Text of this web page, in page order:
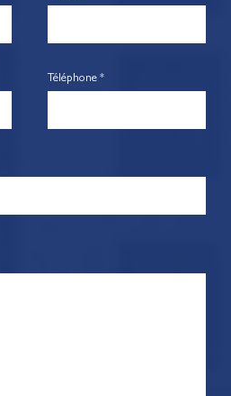
Téléphone *